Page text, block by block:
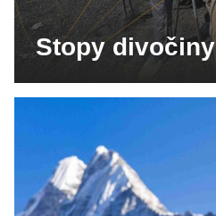
Stopy divočiny